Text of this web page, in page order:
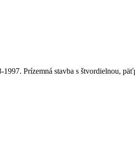
Prízemná stavba s štvordielnou,